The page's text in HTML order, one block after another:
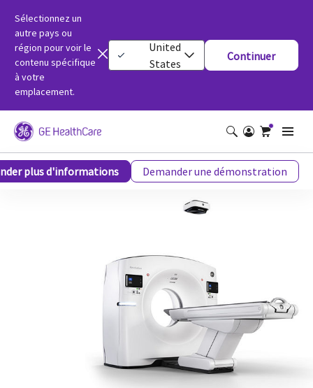
Sélectionnez un
autre pays ou
région pour voir le
contenu spécifique
à votre
emplacement.
United
States
Continuer
Revolution™ Advance
plus d'informations Demander une démonstration